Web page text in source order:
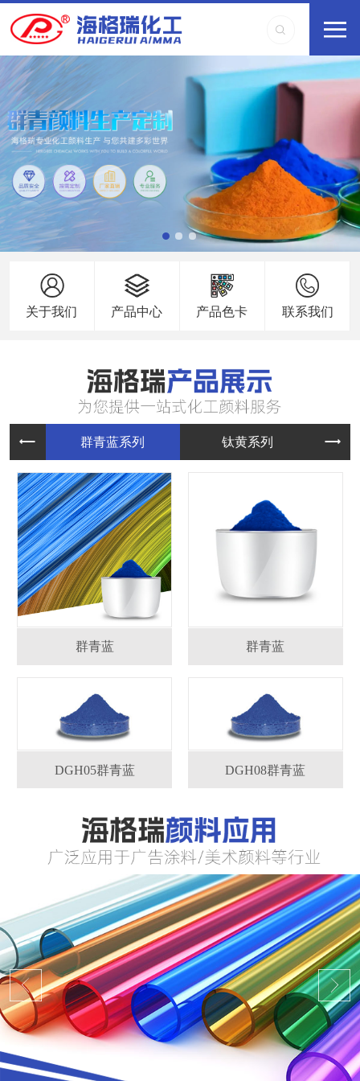
关于我们 产品中心 产品色卡 联系我们
群青蓝系 钛黄系列
群青蓝 群青蓝
DGH05群青蓝 DGH08群青蓝